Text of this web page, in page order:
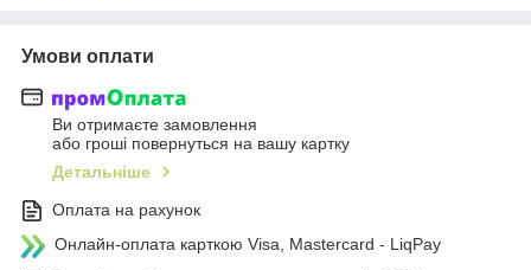
Умови оплати
Ви отримаєте замовлення
або гроші повернуться на вашу картку
Детальніше
Оплата на рахунок
Онлайн-оплата карткою Visa, Mastercard - LiqPay